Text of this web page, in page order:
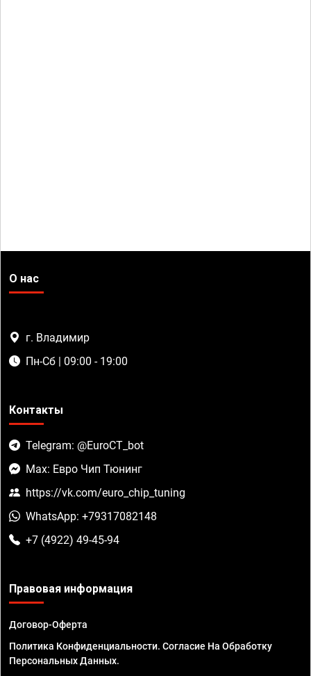
О нас
г. Владимир
Пн-Сб | 09:00 - 19:00
Контакты
Telegram: @EuroCT_bot
Max: Евро Чип Тюнинг
https://vk.com/euro_chip_tuning
WhatsApp: +79317082148
+7 (4922) 49-45-94
Правовая информация
Договор-Оферта
Политика Конфиденциальности. Согласие На Обработку
Персональных Данных.